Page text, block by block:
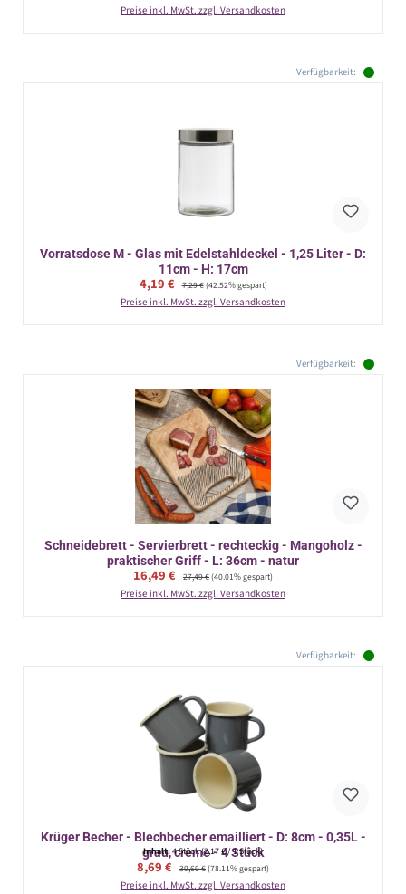
Preise inkl. MwSt. zzgl. Versandkosten
Verfügbarkeit:
Vorratsdose M - Glas mit Edelstahldeckel - 1,25 Liter - D:
11cm - H: 17cm
Verkaufspreis:
4,19 € Regulärer Preis:
7,29 €(42.52% gespart)
Preise inkl. MwSt. zzgl. Versandkosten
Verfügbarkeit:
Schneidebrett - Servierbrett - rechteckig - Mangoholz -
praktischer Griff - L: 36cm - natur
Verkaufspreis:
16,49 € Regulärer Preis:
27,49 €(40.01% gespart)
Preise inkl. MwSt. zzgl. Versandkosten
Verfügbarkeit:
Krüger Becher - Blechbecher emailliert - D: 8cm - 0,35L -
grau, creme - 4 Stück
Inhalt:4 Stück(2,17 € / 1 Stück)
Verkaufspreis:
8,69 € Regulärer Preis:
39,69 €(78.11% gespart)
Preise inkl. MwSt. zzgl. Versandkosten